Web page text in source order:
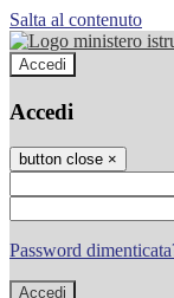
Salta al contenuto
Accedi
Accedi
button close ×
Password